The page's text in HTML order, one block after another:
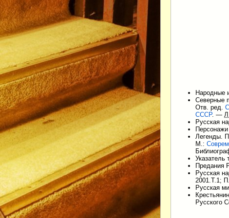
Народные
Северные
Отв. ред.
СССР. —
Русская
Легенды.
М.:
Указатель
Предания
Русская
2001.Т.1;
Русская
Русского